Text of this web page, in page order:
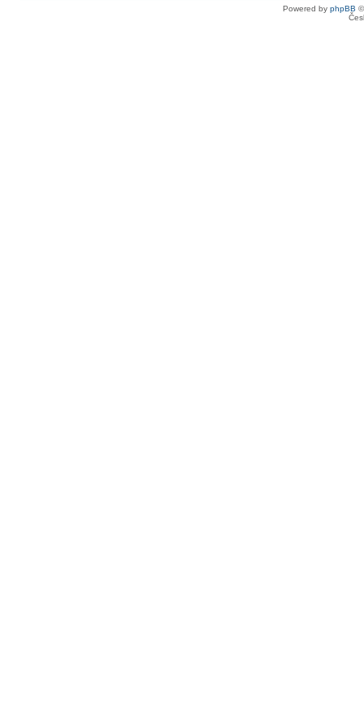
Powered by phpBB